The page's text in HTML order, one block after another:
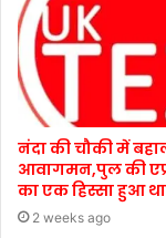
नंदा की चौकी में
आवागमन,पुल की
का एक हिस्सा हुआ था
2 weeks ago